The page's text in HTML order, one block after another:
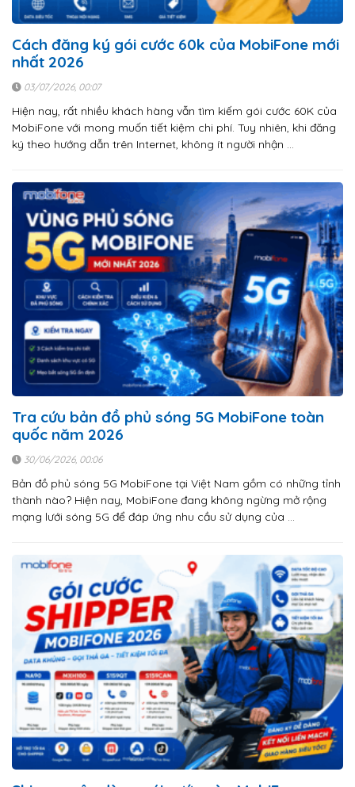
Cách đăng ký gói cước 60k của MobiFone mới
nhất 2026
03/07/2026, 00:07
Hiện nay, rất nhiều khách hàng vẫn tìm kiếm gói cước 60K của
MobiFone với mong muốn tiết kiệm chi phí. Tuy nhiên, khi đăng
ký theo hướng dẫn trên Internet, không ít người nhận …
Tra cứu bản đồ phủ sóng 5G MobiFone toàn
quốc năm 2026
30/06/2026, 00:06
Bản đồ phủ sóng 5G MobiFone tại Việt Nam gồm có những tỉnh
thành nào? Hiện nay, MobiFone đang không ngừng mở rộng
mạng lưới sóng 5G để đáp ứng nhu cầu sử dụng của …